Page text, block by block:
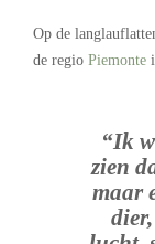
Op de
de regio Piemonte
“Ik
zien
maar